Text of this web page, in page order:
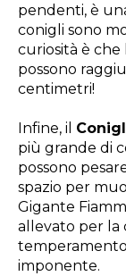
pendenti, è
conigli sono
curiosità è che
possono
centimetri!
Infine, il
più grande di
possono
spazio per
Gigante
allevato per la
imponente.